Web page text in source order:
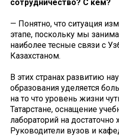
сотрудничество? С кем?
— Понятно, что ситуация
этапе, поскольку мы
наиболее тесные связи с
Казахстаном.
В этих странах развитию
образования уделяется
на то что уровень жизни
Татарстане, оснащение
лабораторий на
Руководители вузов и